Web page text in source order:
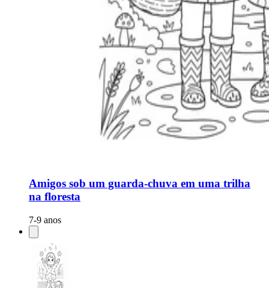
Amigos sob um guarda-chuva em uma trilha
na floresta
7-9 anos